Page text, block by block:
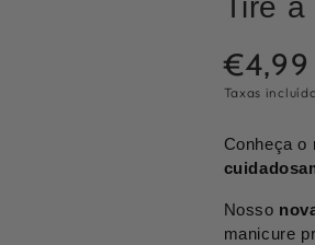
Tire a
Preço
regular
€4,99
Taxas
Conheça o
Nosso
manicure